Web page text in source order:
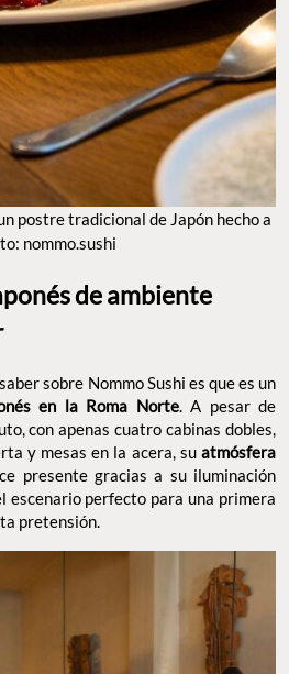
postre tradicional de Japón hecho a
nommo.sushi
de ambiente
sobre Nommo Sushi es que es un
en la Roma Norte. A pesar de
con apenas cuatro cabinas dobles,
y mesas en la acera, suatmósfera
presente gracias a su iluminación
escenario perfecto para una primera
pretensión.